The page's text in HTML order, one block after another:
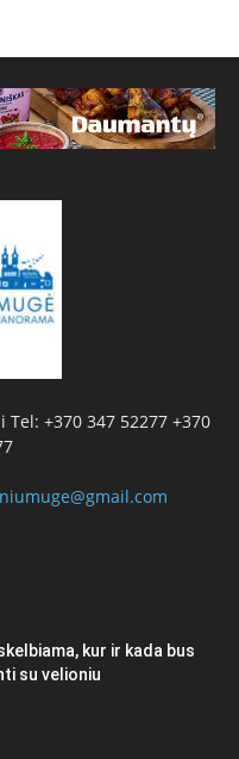
+370 347 52277 +370
kur ir kada bus
su velioniu